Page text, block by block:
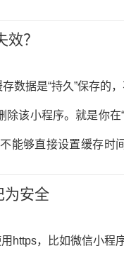
好不好只要问下用户
？
数据是“持久”保存的
除该小程序。就是你
能够直接设置缓存时
为安全
https，比如微信小程